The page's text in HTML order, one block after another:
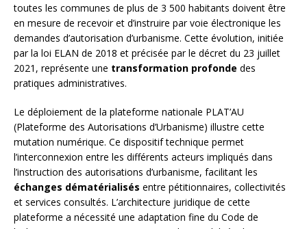
toutes les communes de plus de 3 500 habitants doivent être
en mesure de recevoir et d’instruire par voie électronique les
demandes d’autorisation d’urbanisme. Cette évolution, initiée
par la loi ELAN de 2018 et précisée par le décret du 23 juillet
2021, représente une transformation profonde des
pratiques administratives.
Le déploiement de la plateforme nationale PLAT’AU
(Plateforme des Autorisations d’Urbanisme) illustre cette
mutation numérique. Ce dispositif technique permet
l’interconnexion entre les différents acteurs impliqués dans
l’instruction des autorisations d’urbanisme, facilitant les
échanges dématérialisés entre pétitionnaires, collectivités
et services consultés. L’architecture juridique de cette
plateforme a nécessité une adaptation fine du Code de